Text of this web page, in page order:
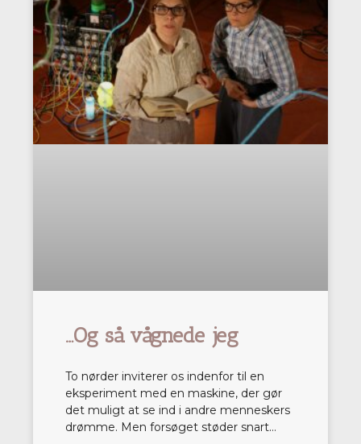
…Og så vågnede jeg
To nørder inviterer os indenfor til en
eksperiment med en maskine, der gør
det muligt at se ind i andre menneskers
drømme. Men forsøget støder snart…